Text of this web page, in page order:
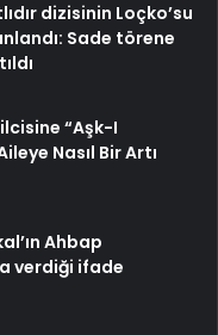
dizisinin Loçko’su
Sade törene
“Aşk-I
Nasıl Bir Artı
Ahbap
verdiği ifade